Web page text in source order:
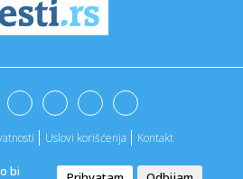
bi
38 kilograma marihuana
u Bijeljini
Uslovi korišćenja Kontakt